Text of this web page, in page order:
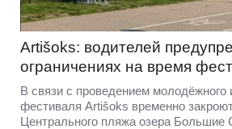
Artišoks: водителей
ограничениях на время
В связи с проведением молодёжного
фестиваля Artišoks временно
Центрального пляжа озера Большие